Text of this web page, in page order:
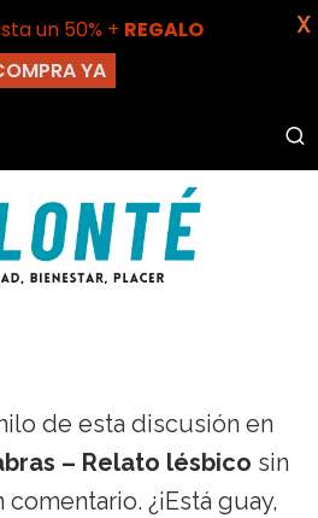
de esta discusión en
– Relato lésbico sin
¿¡Está guay,
un 50% + REGALO
YA
X